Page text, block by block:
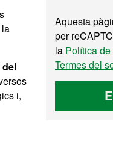
del
i,
Aquesta
per
la Política
Termes del